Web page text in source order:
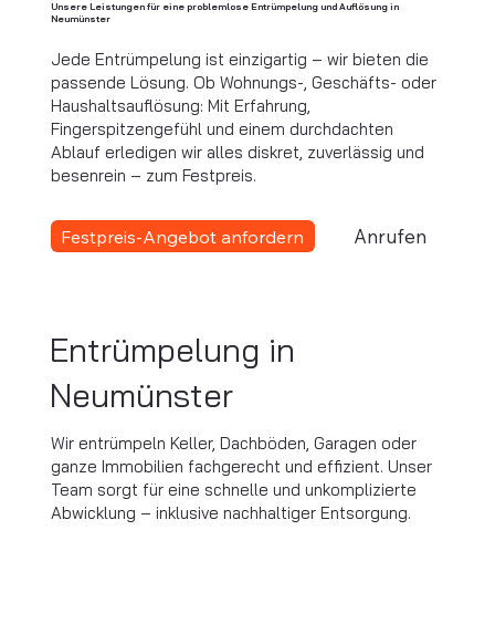
Unsere Leistungen für eine problemlose Entrümpelung und Auflösung in
Neumünster
Jede Entrümpelung ist einzigartig – wir bieten die
passende Lösung. Ob Wohnungs-, Geschäfts- oder
Haushaltsauflösung: Mit Erfahrung,
Fingerspitzengefühl und einem durchdachten
Ablauf erledigen wir alles diskret, zuverlässig und
besenrein – zum Festpreis.
Festpreis-Angebot anfordern Anrufen
Entrümpelung in
Neumünster
Wir entrümpeln Keller, Dachböden, Garagen oder
ganze Immobilien fachgerecht und effizient. Unser
Team sorgt für eine schnelle und unkomplizierte
Abwicklung – inklusive nachhaltiger Entsorgung.